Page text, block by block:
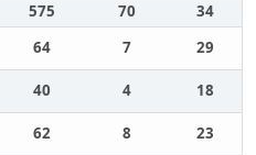
575 70
34
64 7
29
40 4
18
62 8
23